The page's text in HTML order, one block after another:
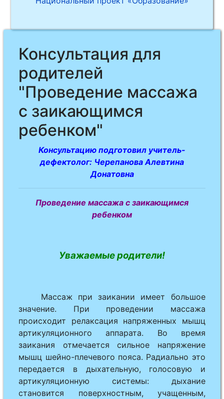
Консультация для
родителей
"Проведение массажа
с заикающимся
ребенком"
Консультацию подготовил учитель-
дефектолог: Черепанова Алевтина
Донатовна
Проведение массажа с заикающимся
ребенком
Уважаемые родители!
Массаж при заикании имеет большое
значение. При прове­дении массажа
происходит релаксация напряженных мышц
артику­ляционного аппарата. Вo время
заикания отмечается сильное напряжение
мышц шейно-плечевого пояса. Радиально это
передается в дыхательную, голосовую и
артикуляционную системы: дыхание
становится поверхност­ным, учащенным,